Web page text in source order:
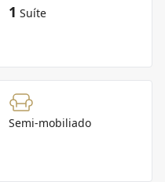
1 Suíte
Semi-mobiliado